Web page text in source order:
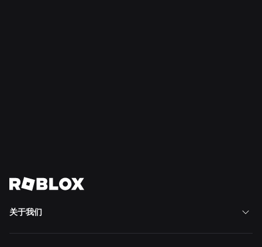
关于我们